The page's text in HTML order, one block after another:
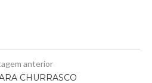
anterior
CHURRASCO